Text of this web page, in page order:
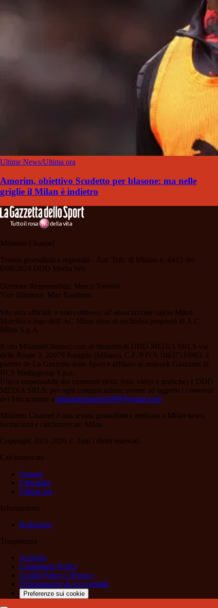
Ultime News/Ultima ora
Amorim, obiettivo Scudetto per blasone: ma nelle
griglie il Milan è indietro
Milanisti Channel
Testata giornalistica registrata - Aut. Trib. di Milano n. 6415 del
6/06/2024 DDD Media Srls
Direttore Responsabile: Marco Torretta
Vice Direttore: Max Bambara.
Sito non ufficiale e non connesso all' associazione calcio Milan.
Marchio e logo dell' AC Milan sono di esclusiva proprietà di A.C.
Milan S.p.A.
Il sito MilanistiChannel.com di titolarità di DDD MEDIA SRLS via
delle Risaie 3, 20079 Basiglio (Milano), C.F./P.IVA 10837110963, è
partner de La Gazzetta dello Sport e affiliato al network Gazzanet di
RCS Mediagroup S.p.a..
Unico responsabile dei contenuti (testi, foto, video e grafiche) è DDD
MEDIA SRLS; per ogni comunicazione avente ad oggetto i contenuti
del Sito scrivere a milanistichannel1899@gmail.com
Milanisti Channel è una testata giornalistica dedicata a Milan news,
formazioni e calciomercato Milan
Copyright 2021-2026 © Tutti i diritti riservati.
Calciomercato
Scenari
Ufficialità
Ultima ora
Informazioni
Redazione
Trasparenza
Archivio
Community Policy
Cookie Policy e Privacy
Dichiarazione di accessibilità
Preferenze sui cookie